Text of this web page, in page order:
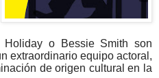
o Bessie Smith son
extraordinario equipo actoral,
de origen cultural en la